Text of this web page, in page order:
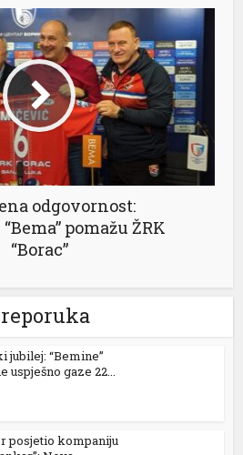
odgovornost:
pomažu ŽRK
“Borac”
jubilej: “Bemine”
uspješno gaze 22...
posjetio kompaniju